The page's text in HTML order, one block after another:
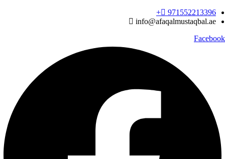
Skip
to
971552213396‬+
info@afaqalmustaqbal.ae
Facebook